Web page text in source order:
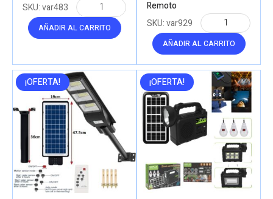
AÑADIR AL CARRITO
SKU:var483
Remoto
AÑADIR AL CARRITO
SKU:var929
¡OFERTA! ¡OFERTA!